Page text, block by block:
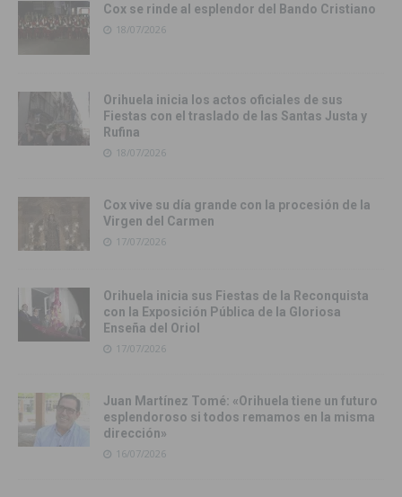
Cox se rinde al esplendor del Bando Cristiano
18/07/2026
Orihuela inicia los actos oficiales de sus
Fiestas con el traslado de las Santas Justa y
Rufina
18/07/2026
Cox vive su día grande con la procesión de la
Virgen del Carmen
17/07/2026
Orihuela inicia sus Fiestas de la Reconquista
con la Exposición Pública de la Gloriosa
Enseña del Oriol
17/07/2026
Juan Martínez Tomé: «Orihuela tiene un futuro
esplendoroso si todos remamos en la misma
dirección»
16/07/2026